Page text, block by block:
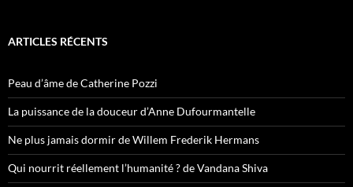
ARTICLES RÉCENTS
Peau d’âme de Catherine Pozzi
La puissance de la douceur d’Anne Dufourmantelle
Ne plus jamais dormir de Willem Frederik Hermans
Qui nourrit réellement l’humanité ? de Vandana Shiva